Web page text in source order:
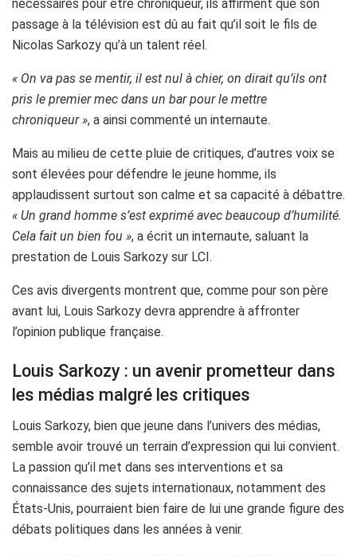
nécessaires pour être chroniqueur, ils affirment que son
passage à la télévision est dû au fait qu’il soit le fils de
Nicolas Sarkozy qu’à un talent réel.
« On va pas se mentir, il est nul à chier, on dirait qu’ils ont
pris le premier mec dans un bar pour le mettre
chroniqueur », a ainsi commenté un internaute.
Mais au milieu de cette pluie de critiques, d’autres voix se
sont élevées pour défendre le jeune homme, ils
applaudissent surtout son calme et sa capacité à débattre.
« Un grand homme s’est exprimé avec beaucoup d’humilité.
Cela fait un bien fou », a écrit un internaute, saluant la
prestation de Louis Sarkozy sur LCI.
Ces avis divergents montrent que, comme pour son père
avant lui, Louis Sarkozy devra apprendre à affronter
l’opinion publique française.
Louis Sarkozy : un avenir prometteur dans
les médias malgré les critiques
Louis Sarkozy, bien que jeune dans l’univers des médias,
semble avoir trouvé un terrain d’expression qui lui convient.
La passion qu’il met dans ses interventions et sa
connaissance des sujets internationaux, notamment des
États-Unis, pourraient bien faire de lui une grande figure des
débats politiques dans les années à venir.